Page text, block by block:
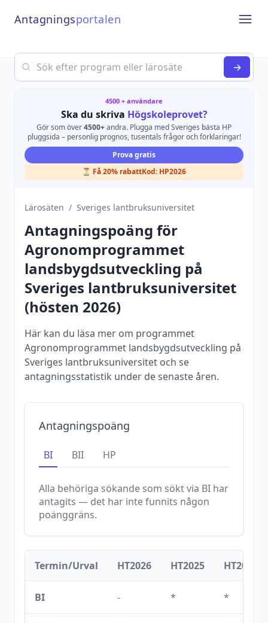
Antagningsportalen
Search
→
4500 + användare
Ska du skriva Högskoleprovet?
Gör som över4500+andra. Plugga med Sveriges bästa HP
pluggsida – personlig prognos, tusentals frågor och förklaringar!
Prova gratis
⏳ Få 20% rabattKod: HP2026
Lärosäten / Sveriges lantbruksuniversitet
Antagningspoäng för
Agronomprogrammet
landsbygdsutveckling på
Sveriges lantbruksuniversitet
(hösten 2026)
Här kan du läsa mer om programmet
Agronomprogrammet landsbygdsutveckling på
Sveriges lantbruksuniversitet och se
antagningsstatistik under de senaste åren.
Antagningspoäng
BI BII HP
Alla behöriga sökande som sökt via BI har
antagits — det har inte funnits någon
poänggräns.
Termin/Urval HT2026 HT2025 HT2020
BI - * *